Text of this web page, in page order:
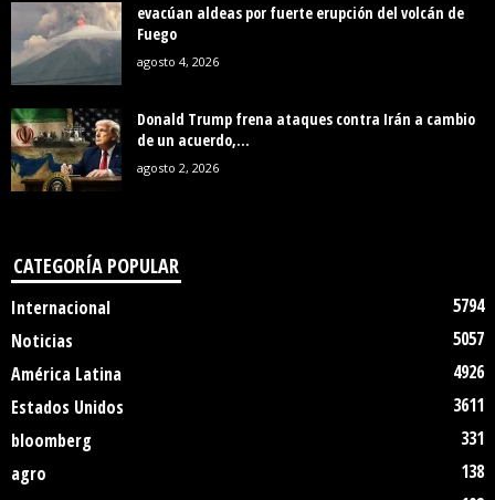
evacúan aldeas por fuerte erupción del volcán de
Fuego
agosto 4, 2026
Donald Trump frena ataques contra Irán a cambio
de un acuerdo,...
agosto 2, 2026
CATEGORÍA POPULAR
Internacional
5794
Noticias
5057
América Latina
4926
Estados Unidos
3611
bloomberg
331
agro
138